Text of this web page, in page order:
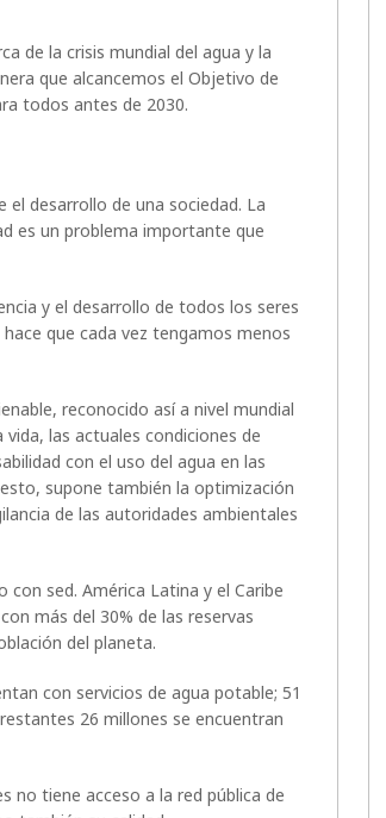
de la crisis mundial del agua y la
que alcancemos el Objetivo de
todos antes de 2030.
el desarrollo de una sociedad. La
es un problema importante que
y el desarrollo de todos los seres
que cada vez tengamos menos
reconocido así a nivel mundial
las actuales condiciones de
con el uso del agua en las
supone también la optimización
de las autoridades ambientales
sed. América Latina y el Caribe
más del 30% de las reservas
del planeta.
con servicios de agua potable; 51
26 millones se encuentran
no tiene acceso a la red pública de